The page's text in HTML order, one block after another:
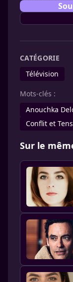
CATÉGORIE
Télévision
Mots-clés :
Anouchka
Conflit et
Sur le